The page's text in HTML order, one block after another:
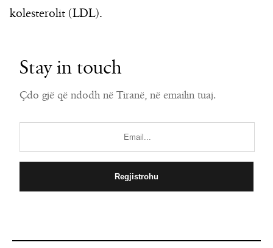
kolesterolit (LDL).
Stay in touch
Çdo gjë që ndodh në Tiranë, në emailin tuaj.